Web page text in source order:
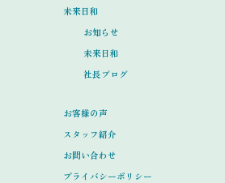
未来日和
お知らせ
未来日和
社長ブログ
お客様の声
スタッフ紹介
お問い合わせ
プライバシーポリシー